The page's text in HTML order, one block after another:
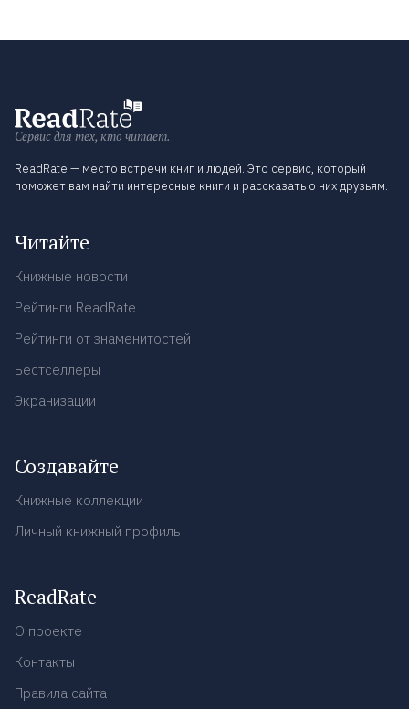
Сервис для тех, кто читает.
ReadRate — место встречи книг и людей. Это сервис, который
поможет вам найти интересные книги и рассказать о них друзьям.
Читайте
Книжные новости
Рейтинги ReadRate
Рейтинги от знаменитостей
Бестселлеры
Экранизации
Создавайте
Книжные коллекции
Личный книжный профиль
ReadRate
О проекте
Контакты
Правила сайта